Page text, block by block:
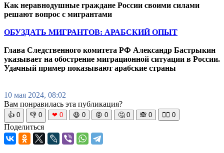
Как неравнодушные граждане России своими силами
решают вопрос с мигрантами
ОБУЗДАТЬ МИГРАНТОВ: АРАБСКИЙ ОПЫТ
Глава Следственного комитета РФ Александр Бастрыкин
указывает на обострение миграционной ситуации в России.
Удачный пример показывают арабские страны
10 мая 2024, 08:02
Вам понравилась эта публикация?
👍 0 👎 0 ❤ 0 😆 0 😡 0 🤔 0 🙈 0 🧘‍♀️ 0
Поделиться